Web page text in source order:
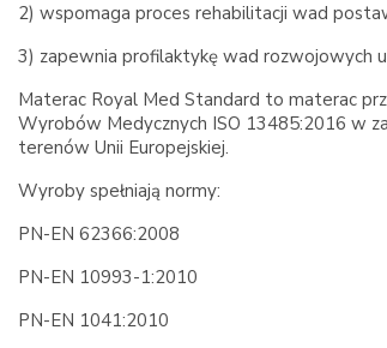
2) wspomaga proces rehabilitacji wad
3) zapewnia profilaktykę wad rozwojowych
Materac Royal Med Standard to materac
Wyrobów Medycznych ISO 13485:2016 w
terenów Unii Europejskiej.
Wyroby spełniają normy:
PN-EN 62366:2008
PN-EN 10993-1:2010
PN-EN 1041:2010